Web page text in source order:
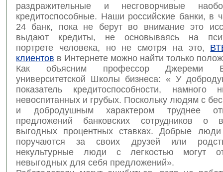
раздражительные и несговорчивые
кредитоспособные. Наши российские банки, в
24 банк, пока не берут во внимание это
выдают кредиты, не основываясь на
портрете человека, но не смотря на это,
клиентов в Интернете можно найти только
Как объясним профессор Джереми
университетской Школы бизнеса: « У
показатель кредитоспособности,
невоспитанных и грубых. Поскольку людям с
и добродушным характером труднее
предложений банковских сотрудников о
выгодных процентных ставках. Добрые
поручаются за своих друзей или
некультурные люди с легкостью могут
невыгодных для себя предложений».